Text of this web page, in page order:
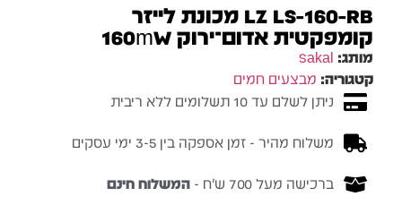
LZ LS-160-RB מכונת לייזר
קומפקטית אדום־ירוק 160mW
מותג: Sakal
קטגוריה: מבצעים חמים
ניתן לשלם עד 10 תשלומים ללא ריבית
משלוח מהיר - זמן אספקה בין 3-5 ימי עסקים
ברכישה מעל 700 ש״ח - המשלוח חינם